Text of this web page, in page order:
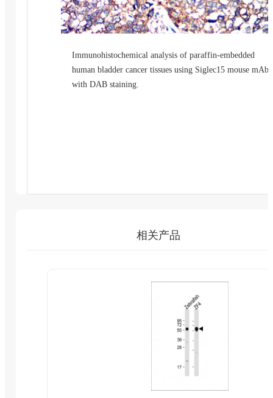
Immunohistochemical analysis of paraffin-embedded
human bladder cancer tissues using Siglec15 mouse mAb
with DAB staining.
相关产品